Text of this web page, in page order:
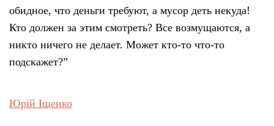
обидное, что деньги требуют, а мусор деть некуда!
Кто должен за этим смотреть? Все возмущаются, а
никто ничего не делает. Может кто-то что-то
подскажет?”
Юрій Іщенко